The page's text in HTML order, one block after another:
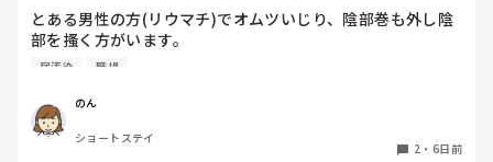
すが。
パッと見て、パッと確認できる、程度なら見ます。
になりますよね。
一緒に家を探すは、流石に無理です。無いことを報告して、ス
ルーするか、持ってきてもらう。位じゃないかな？無かった時
とある男性の方(リウマチ)でオムツいじり、陰部巻も外し陰
部を搔く方がいます。
特に夜間帯が多くよく尿汚染し布団、衣類、ラバー全て交換
ミトンはできません。
両手の甲に皮下出血があり皮膚がものすごく弱いです。
色々試しました。
尿汚染 職場
のん
ショートステイ
2 ・ 6日前